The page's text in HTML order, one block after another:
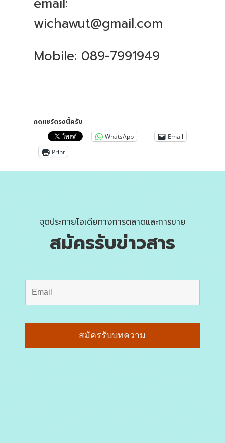
wichawut@gmail.com
Mobile: 089-7991949
กดแชร์ตรงนี้ครับ
WhatsApp
Email
Print
จุดประกายไอเดียทางการตลาดและการขาย
สมัครรับข่าวสาร